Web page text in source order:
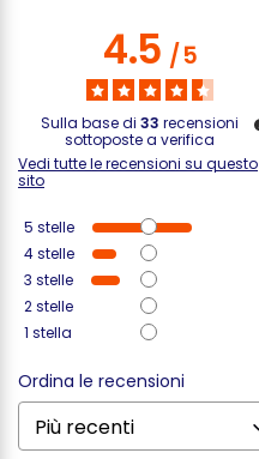
4.5/5
Sulla base di 33 recensioni
sottoposte a verifica
Vedi tutte le recensioni su questo
sito
5 stelle
4stelle
3 stelle
2stelle
1 stella
Ordina le recensioni